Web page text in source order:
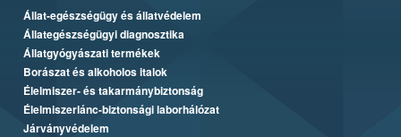
Állat-egészségügy és állatvédelem
Állategészségügyi diagnosztika
Állatgyógyászati termékek
Borászat és alkoholos italok
Élelmiszer- és takarmánybiztonság
Élelmiszerlánc-biztonsági laborhálózat
Járványvédelem